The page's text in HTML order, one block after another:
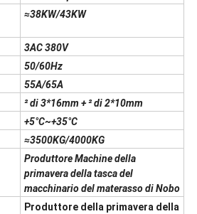
≈38KW/43KW
3AC 380V
50/60Hz
55A/65A
² di 3*16mm + ² di 2*10mm
+5°C~+35°C
≈3500KG/4000KG
Produttore Machine della
primavera della tasca del
macchinario del materasso di Nobo
Produttore della primavera della